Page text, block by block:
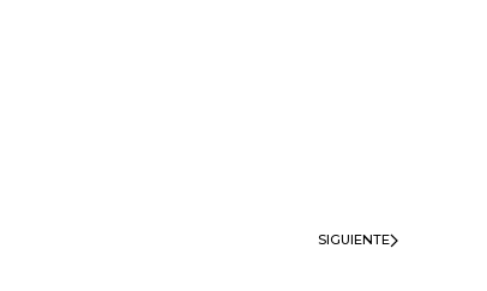
SIGUIENTE